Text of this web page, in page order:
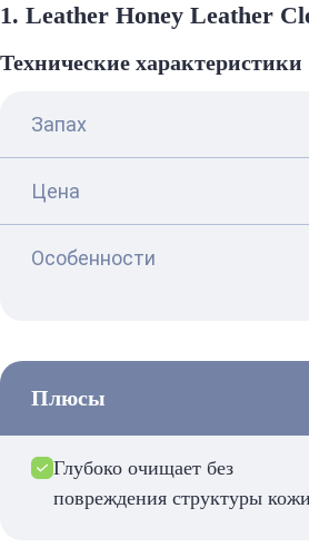
1. Leather Honey Leather
Технические характеристики
Запах
Цена
Особенности
Плюсы
Глубоко очищает без
повреждения структуры кожи